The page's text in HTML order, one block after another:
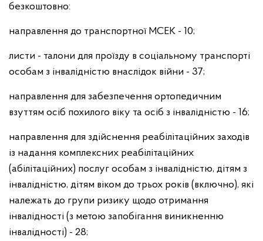
безкоштовно:
направлення до транспортної МСЕК - 10;
листи - талони для проїзду в соціальному транспорті
особам з інвалідністю внаслідок війни - 37;
направлення для забезпечення ортопедичним
взуттям осіб похилого віку та осіб з інвалідністю - 16;
направлення для здійснення реабілітаційних заходів
із надання комплексних реабілітаційних
(абілітаційних) послуг особам з інвалідністю, дітям з
інвалідністю, дітям віком до трьох років (включно), які
належать до групи ризику щодо отримання
інвалідності (з метою запобігання виникненню
інвалідності) - 28;